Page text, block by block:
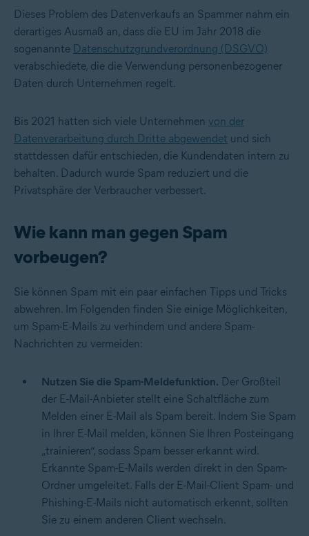
Dieses Problem des Datenverkaufs an Spammer nahm ein
derartiges Ausmaß an, dass die EU im Jahr 2018 die
sogenannte Datenschutzgrundverordnung (DSGVO)
verabschiedete, die die Verwendung personenbezogener
Daten durch Unternehmen regelt.
Bis 2021 hatten sich viele Unternehmen von der
Datenverarbeitung durch Dritte abgewendet und sich
stattdessen dafür entschieden, die Kundendaten intern zu
behalten. Dadurch wurde Spam reduziert und die
Privatsphäre der Verbraucher verbessert.
Wie kann man gegen Spam
vorbeugen?
Sie können Spam mit ein paar einfachen Tipps und Tricks
abwehren. Im Folgenden finden Sie einige Möglichkeiten,
um Spam-E-Mails zu verhindern und andere Spam-
Nachrichten zu vermeiden:
Nutzen Sie die Spam-Meldefunktion. Der Großteil
der E-Mail-Anbieter stellt eine Schaltfläche zum
Melden einer E-Mail als Spam bereit. Indem Sie Spam
in Ihrer E-Mail melden, können Sie Ihren Posteingang
„trainieren“, sodass Spam besser erkannt wird.
Erkannte Spam-E-Mails werden direkt in den Spam-
Ordner umgeleitet. Falls der E-Mail-Client Spam- und
Phishing-E-Mails nicht automatisch erkennt, sollten
Sie zu einem anderen Client wechseln.